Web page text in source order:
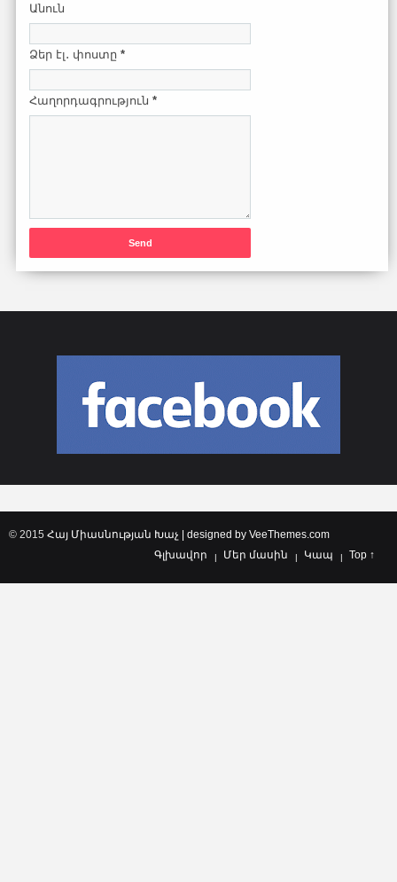
Անուն
Ձեր էլ․ փոստը *
Հաղորդագրություն *
© 2015 Հայ Միասնության Խաչ | designed by VeeThemes.com
Գլխավոր
Մեր մասին Կապ Top ↑